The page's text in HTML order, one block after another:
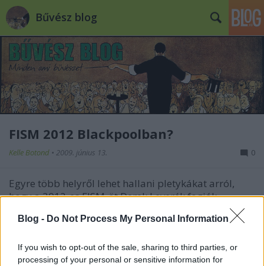
Blog - Do Not Process My Personal Information
If you wish to opt-out of the sale, sharing to third parties, or
processing of your personal or sensitive information for
Bűvész blog
FISM 2012 Blackpoolban?
Kelle Botond • 2009. június 13. 0
Egyre több helyről lehet hallani pletykákat arról,
hogy a 2012-es FISM-öt Derek Leverék fogják
kongresszus szervező nemrég nyilatkozott. Ezzel el is
szerint a színház és a szervezők…